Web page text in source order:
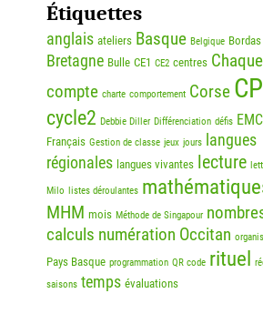
Étiquettes
anglais ateliers Basque Belgique Bordas
Bretagne Bulle CE1 CE2 centres
compte charte comportement Corse CP
cycle2 Debbie Diller Différenciation défis EMC
Français Gestion de classe jeux jours
langues
régionales langues vivantes lecture
Milo listes déroulantes
MHM mois Méthode de Singapour
calculs numération Occitan
Pays Basque programmation QR code rituel
saisons temps évaluations